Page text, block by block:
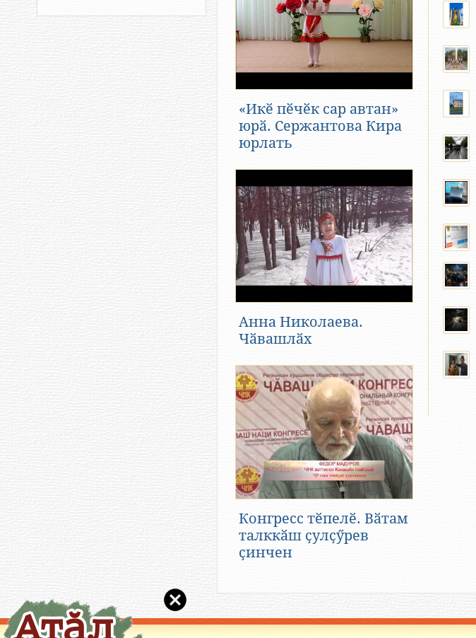
«Икӗ пӗчӗк сар автан»
юрӑ. Сержантова Кира
юрлать
Анна Николаева.
Чӑвашлӑх
Конгресс тӗпелӗ. Вӑтам
талккӑш ҫулҫӳрев
ҫинчен